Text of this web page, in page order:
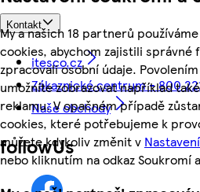
My a našich 18 partnerů
cookies, abychom zajistili správné
zpracovali osobní údaje.
umožníte zobrazovat například
reklamu. V opačném případě
cookies, které potřebujeme k
můžete kdykoliv změnit v
nebo kliknutím na odkaz Soukromí
Kontakt
itesco.cz
Zákaznické centrum - 800
Naše obchody
followUs